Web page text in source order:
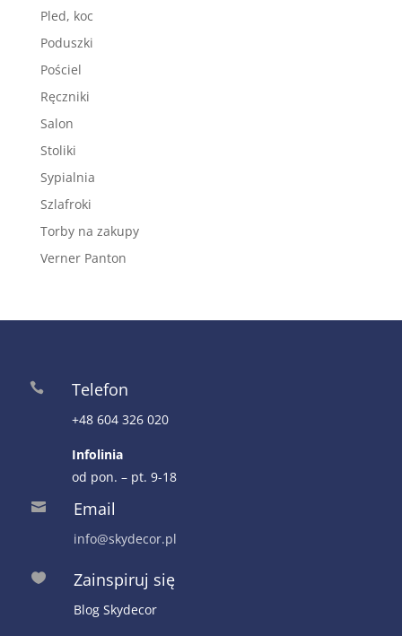
Pled, koc
Poduszki
Pościel
Ręczniki
Salon
Stoliki
Sypialnia
Szlafroki
Torby na zakupy
Verner Panton
 Telefon
+48 604 326 020
Infolinia
od pon. – pt. 9-18
 Email
info@skydecor.pl
 Zainspiruj się
Blog Skydecor